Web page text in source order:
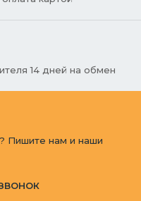
14 дней на обмен
Пишите нам и наши